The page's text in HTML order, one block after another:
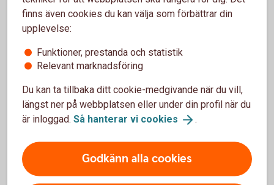
För att ansöka om företagslån behöver du vara kund
hos oss. Läs mer om hur du blir kund och
välkommen med din ansökan.
Frågor?
finns även cookies du kan välja som förbättrar din
upplevelse:
Funktioner, prestanda och statistik
Relevant marknadsföring
Du kan ta tillbaka ditt cookie-medgivande när du vill,
längst ner på webbplatsen eller under din profil när du
är inloggad. Så hanterar vi cookies .
Godkänn alla cookies